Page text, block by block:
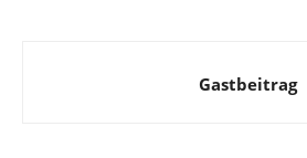
Gastbeitrag